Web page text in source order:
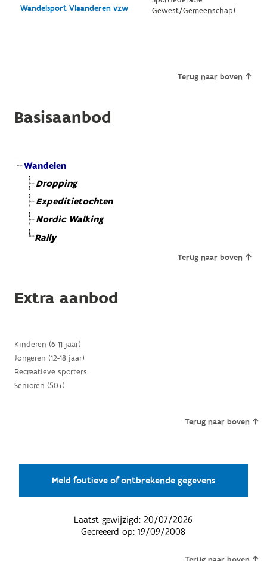
Wandelsport Vlaanderen vzw
Gewest/Gemeenschap)
Terug naar boven
Basisaanbod
Wandelen
Dropping
Expeditietochten
Nordic Walking
Rally
Terug naar boven
Extra aanbod
Kinderen (6-11 jaar)
Jongeren (12-18 jaar)
Recreatieve sporters
Senioren (50+)
Terug naar boven
Meld foutieve of ontbrekende gegevens
Laatst gewijzigd:20/07/2026
Gecreëerd op:19/09/2008